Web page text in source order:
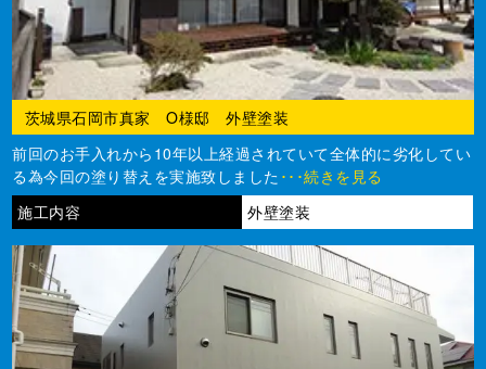
茨城県石岡市真家 O様邸 外壁塗装
前回のお手入れから10年以上経過されていて全体的に劣化してい
る為今回の塗り替えを実施致しました ･･･続きを見る
施工内容
外壁塗装